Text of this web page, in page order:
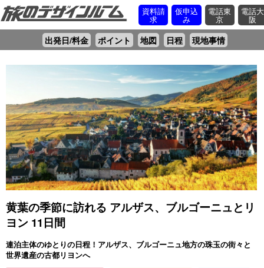
資料請
求
仮申込
み
電話東
京
電話大
阪
出発日/料金 ポイント 地図 日程 現地事情
黄葉の季節に訪れる アルザス、ブルゴーニュとリ
ヨン 11日間
連泊主体のゆとりの日程！アルザス、ブルゴーニュ地方の珠玉の街々と
世界遺産の古都リヨンへ